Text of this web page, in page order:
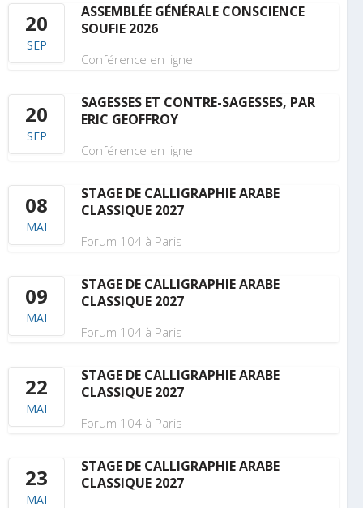
20
SEP
ASSEMBLÉE GÉNÉRALE CONSCIENCE
SOUFIE 2026
Conférence en ligne
20
SEP
SAGESSES ET CONTRE-SAGESSES, PAR
ERIC GEOFFROY
Conférence en ligne
08
MAI
STAGE DE CALLIGRAPHIE ARABE
CLASSIQUE 2027
Forum 104 à Paris
09
MAI
STAGE DE CALLIGRAPHIE ARABE
CLASSIQUE 2027
Forum 104 à Paris
22
MAI
STAGE DE CALLIGRAPHIE ARABE
CLASSIQUE 2027
Forum 104 à Paris
23
MAI
STAGE DE CALLIGRAPHIE ARABE
CLASSIQUE 2027